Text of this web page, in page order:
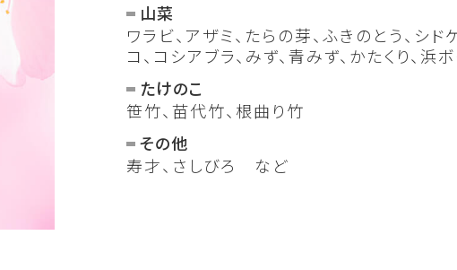
山菜
ワラビ、アザミ、たらの芽、ふきのとう、シド
コ、コシアブラ、みず、青みず、かたくり、
たけのこ
笹竹、苗代竹、根曲り竹
その他
寿才、さしびろ など